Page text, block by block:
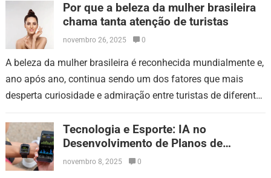
Por que a beleza da mulher brasileira
chama tanta atenção de turistas
novembro 26, 2025 0
A beleza da mulher brasileira é reconhecida mundialmente e,
ano após ano, continua sendo um dos fatores que mais
desperta curiosidade e admiração entre turistas de diferentes
Tecnologia e Esporte: IA no
Desenvolvimento de Planos de
Treinamento Preciso
novembro 8, 2025 0